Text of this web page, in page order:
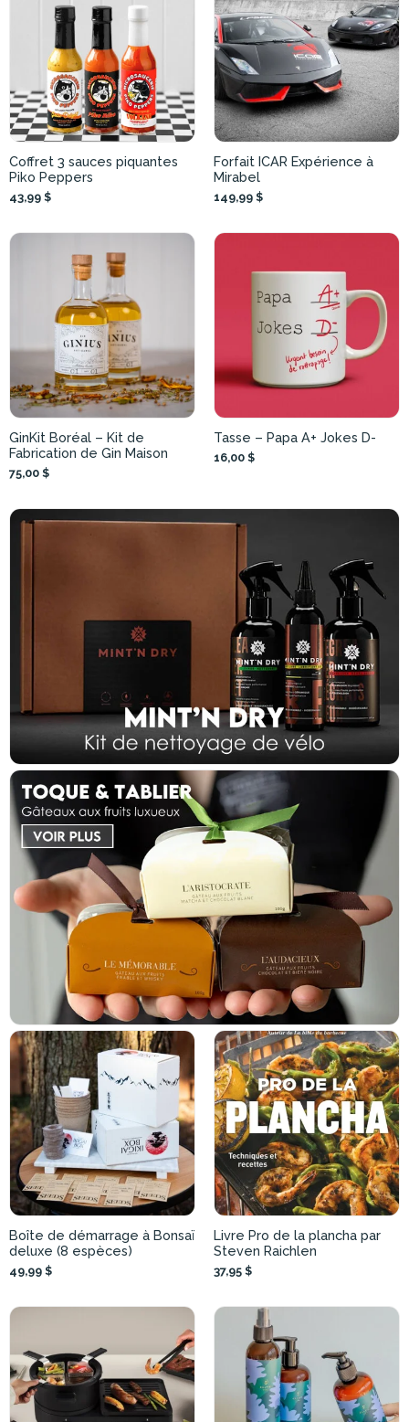
Coffret 3 sauces piquantes
Piko Peppers
43,99 $
Forfait ICAR Expérience à
Mirabel
149,99 $
GinKit Boréal – Kit de
Fabrication de Gin Maison
75,00 $
Tasse – Papa A+ Jokes D-
16,00 $
Boîte de démarrage à Bonsaï
deluxe (8 espèces)
49,99 $
Livre Pro de la plancha par
Steven Raichlen
37,95 $